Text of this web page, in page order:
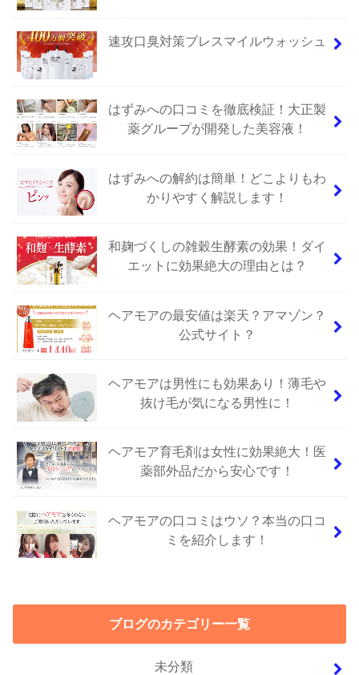
速攻口臭対策ブレスマイルウォッシュ
はずみへの口コミを徹底検証！大正製
薬グループが開発した美容液！
はずみへの解約は簡単！どこよりもわ
かりやすく解説します！
和麹づくしの雑穀生酵素の効果！ダイ
エットに効果絶大の理由とは？
ヘアモアの最安値は楽天？アマゾン？
公式サイト？
ヘアモアは男性にも効果あり！薄毛や
抜け毛が気になる男性に！
ヘアモア育毛剤は女性に効果絶大！医
薬部外品だから安心です！
ヘアモアの口コミはウソ？本当の口コ
ミを紹介します！
ブログのカテゴリー一覧
未分類